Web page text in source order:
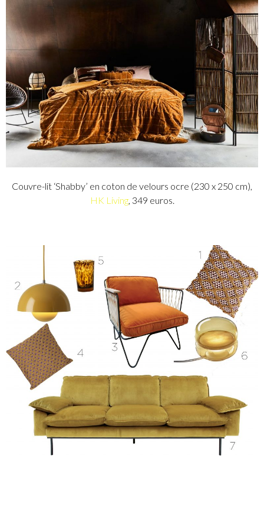
Couvre-lit ‘Shabby’ en coton de velours ocre (230 x 250 cm),
HK Living, 349 euros.